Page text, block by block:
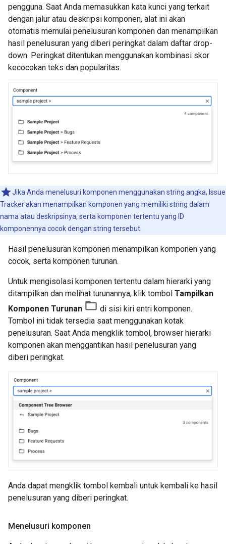
pengguna. Saat Anda memasukkan kata kunci yang terkait
dengan jalur atau deskripsi komponen, alat ini akan
otomatis memulai penelusuran komponen dan menampilkan
hasil penelusuran yang diberi peringkat dalam daftar drop-
down. Peringkat ditentukan menggunakan kombinasi skor
kecocokan teks dan popularitas.
Jika Anda menelusuri komponen menggunakan string angka, Issue
Tracker akan menampilkan komponen yang memiliki string dalam
nama atau deskripsinya, serta komponen tertentu yang ID
komponennya cocok dengan string tersebut.
Hasil penelusuran komponen menampilkan komponen yang
cocok, serta komponen turunan.
Untuk mengisolasi komponen tertentu dalam hierarki yang
ditampilkan dan melihat turunannya, klik tombol Tampilkan
Komponen Turunan
di sisi kiri entri komponen.
Tombol ini tidak tersedia saat menggunakan kotak
penelusuran. Saat Anda mengklik tombol, browser hierarki
komponen akan menggantikan hasil penelusuran yang
diberi peringkat.
Anda dapat mengklik tombol kembali untuk kembali ke hasil
penelusuran yang diberi peringkat.
Menelusuri komponen